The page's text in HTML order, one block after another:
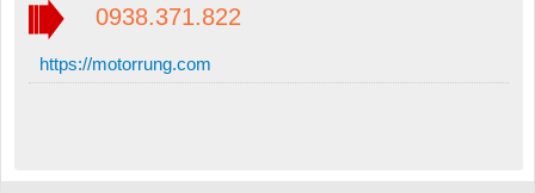
0938.371.822
https://motorrung.com